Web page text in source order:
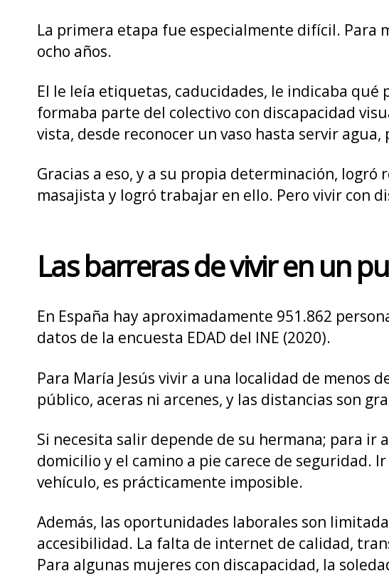
La primera etapa fue especialmente difícil. Para
ocho años.
El le leía etiquetas, caducidades, le indicaba
formaba parte del colectivo con discapacidad
vista, desde reconocer un vaso hasta servir
Gracias a eso, y a su propia determinación,
masajista y logró trabajar en ello. Pero vivir con
Las barreras de vivir en un
En España hay aproximadamente 951.862
datos de la encuesta EDAD del INE (2020).
Para María Jesús vivir a una localidad de
público, aceras ni arcenes, y las distancias son
Si necesita salir depende de su hermana; para
domicilio y el camino a pie carece de seguridad.
vehículo, es prácticamente imposible.
Además, las oportunidades laborales son
accesibilidad. La falta de internet de calidad,
Para algunas mujeres con discapacidad, la